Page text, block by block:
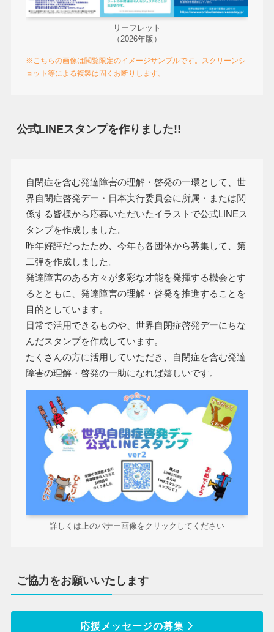
リーフレット
（2026年版）
※こちらの画像は閲覧限定のイメージサンプルです。スクリーンシ
ョット等による複製は固くお断りします。
公式LINEスタンプを作りました!!
自閉症を含む発達障害の理解・啓発の一環として、世
界自閉症啓発デー・日本実行委員会に所属・または関
係する皆様から応募いただいたイラストで公式LINEス
タンプを作成しました。
昨年好評だったため、今年も各団体から募集して、第
二弾を作成しました。
発達障害のある方々が多彩な才能を発揮する機会とす
るとともに、発達障害の理解・啓発を推進することを
目的としています。
日常で活用できるものや、世界自閉症啓発デーにちな
んだスタンプを作成しています。
たくさんの方に活用していただき、自閉症を含む発達
障害の理解・啓発の一助になれば嬉しいです。
詳しくは上のバナー画像をクリックしてください
ご協力をお願いいたします
応援メッセージの募集